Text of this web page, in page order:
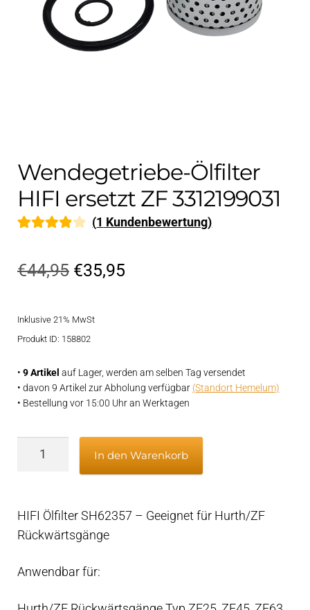
öffnen
Technikblog
Wendegetriebe-Ölfilter
HIFI ersetzt ZF 3312199031
von 5,
auf
Kundenbe
(1 Kundenbewertung)
€44,95 Ursprünglicher
war:
€35,95Aktueller
Inklusive 21% MwSt
Produkt ID: 158802
• 9 Artikel auf Lager, werden am selben Tag versendet
• davon 9 Artikel zur Abholung verfügbar (Standort Hemelum)
• Bestellung vor 15:00 Uhr an Werktagen
ZF
3312199031
In den Warenkorb
HIFI Ölfilter SH62357 – Geeignet für Hurth/ZF
Rückwärtsgänge
Anwendbar für: